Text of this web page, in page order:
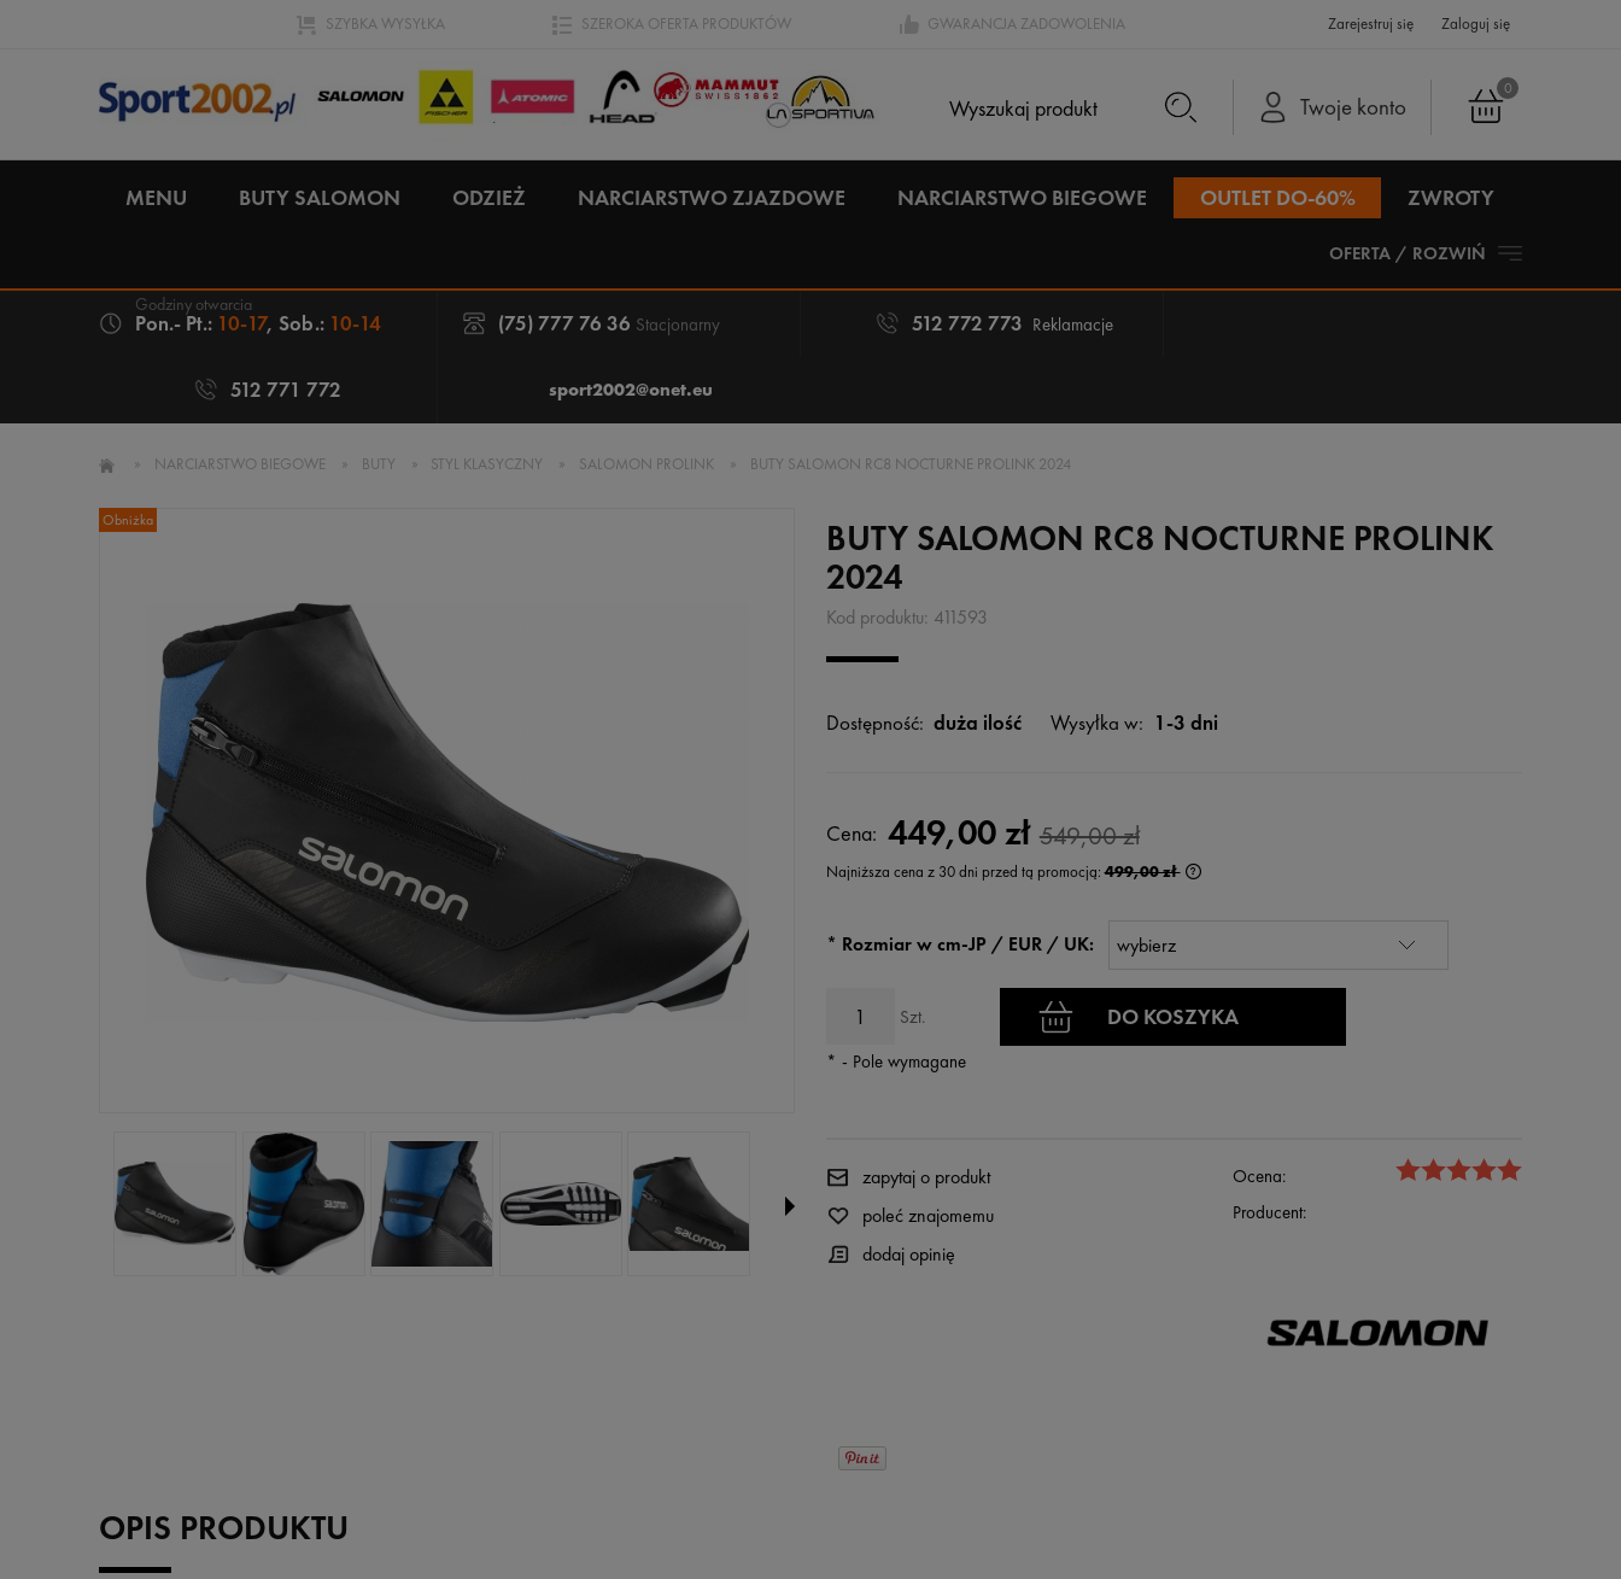
SZYBKA WYSYŁKA SZEROKA OFERTA PRODUKTÓW GWARANCJA ZADOWOLENIA Zarejestruj się Zaloguj się
0
Twoje konto
MENU BUTY SALOMON ODZIEŻ NARCIARSTWO ZJAZDOWE NARCIARSTWO BIEGOWE OUTLET DO-60% ZWROTY
OFERTA / ROZWIŃ
Pon.- Pt.: 10-17, Sob.: 10-14 (75) 777 76 36 Stacjonarny 512 772 773 Reklamacje
512 771 772 sport2002@onet.eu
» NARCIARSTWO BIEGOWE » BUTY » STYL KLASYCZNY » SALOMON PROLINK » BUTY SALOMON RC8 NOCTURNE PROLINK 2024
Obniżka
BUTY SALOMON RC8 NOCTURNE PROLINK
2024
Kod produktu: 411593
Dostępność: duża ilość Wysyłka w: 1-3 dni
Cena: 449,00 zł 549,00 zł
Najniższa cena z 30 dni przed tą promocją:499,00 zł
wyświetlana jest najniższa cena od momentu,
* Rozmiar w cm-JP / EUR / UK:
Szt. DO KOSZYKA
* - Pole wymagane
Ocena:
Producent:
zapytaj o produkt
poleć znajomemu
dodaj opinię
OPIS PRODUKTU